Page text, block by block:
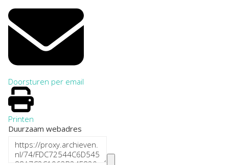
Doorsturen per email
Printen
Duurzaam webadres